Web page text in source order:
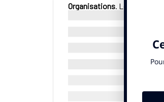
Organisations. Le Mutua
spectateurs ont été
panne exceptionnelle par